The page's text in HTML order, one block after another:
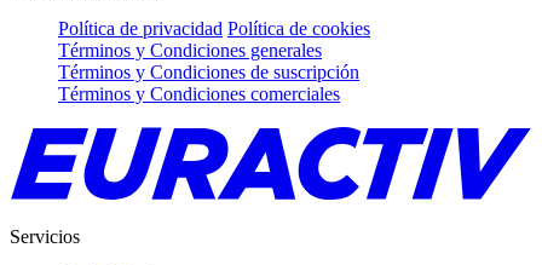
Política de privacidad Política de cookies
Términos y Condiciones generales
Términos y Condiciones de suscripción
Términos y Condiciones comerciales
Servicios